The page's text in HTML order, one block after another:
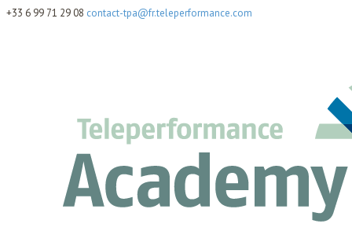
+33 6 99 71 29 08 contact-tpa@fr.teleperformance.com